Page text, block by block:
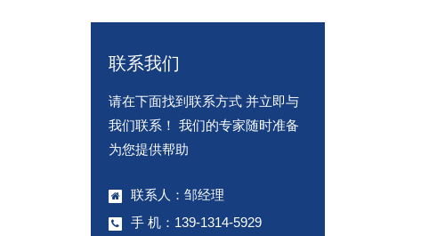
联系我们
请在下面找到联系方式 并立即与
我们联系！ 我们的专家随时准备
为您提供帮助
联系人：邹经理
手 机：139-1314-5929